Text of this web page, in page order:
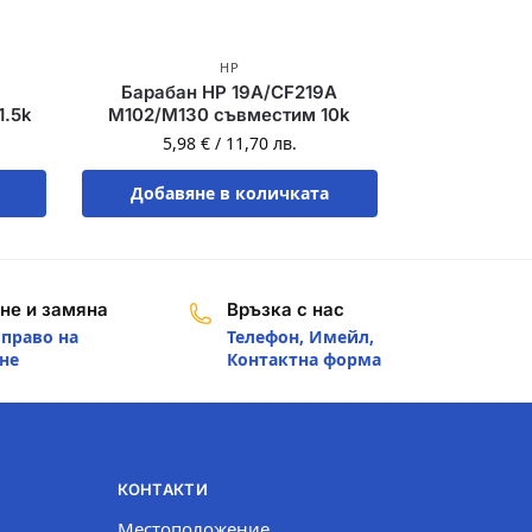
HP
Барабан HP 19A/CF219A
M102/M130 съвместим 10k
5,98 € / 11,70 лв.
Добавяне в количката
и замяна
на
Връзка с нас
Телефон, Имейл,
Контактна форма
КОНТАКТИ